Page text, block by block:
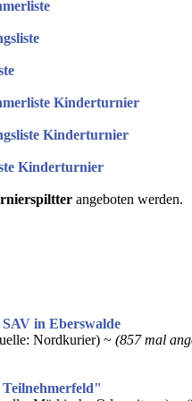
Kinderturnier
Kinderturnier
Kinderturnier
angeboten werden.
SAV in Eberswalde
Nordkurier) ~(857 mal